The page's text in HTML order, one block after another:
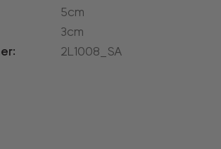
5cm
3cm
2L1008_SA